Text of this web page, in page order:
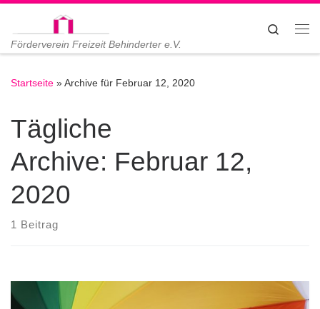
Zum Inhalt springen
Förderverein Freizeit Behinderter e.V.
Search
Startseite »Archive für Februar 12, 2020
Tägliche
Archive: Februar 12,
2020
1 Beitrag